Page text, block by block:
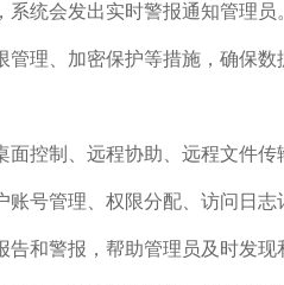
统会发出实时警报通知管理员
理、加密保护等措施，确保数
控制、远程协助、远程文件传
号管理、权限分配、访问日志
和警报，帮助管理员及时发现